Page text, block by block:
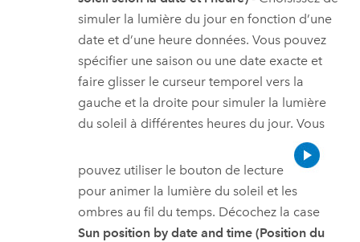
simuler la lumière du jour en fonction d’une
date et d’une heure données. Vous pouvez
spécifier une saison ou une date exacte et
faire glisser le curseur temporel vers la
gauche et la droite pour simuler la lumière
du soleil à différentes heures du jour. Vous
pouvez utiliser le bouton de lecture
pour animer la lumière du soleil et les
ombres au fil du temps. Décochez la case
Sun position by date and time (Position du